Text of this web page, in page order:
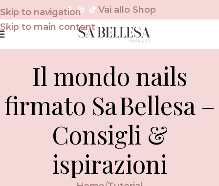
Skip to navigation
Skip to main content
Vai allo Shop
Il mondo nails
firmato Sa Bellesa –
Consigli &
ispirazioni